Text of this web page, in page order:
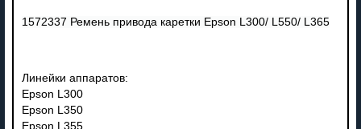
1572337 Ремень привода каретки Epson L300/ L550/ L365
Линейки аппаратов:
Epson L300
Epson L350
Epson L355